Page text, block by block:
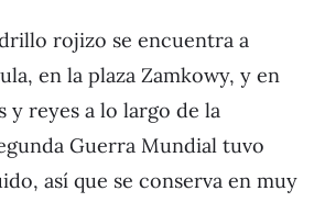
rojizo se encuentra a
en la plaza Zamkowy, y en
y reyes a lo largo de la
Guerra Mundial tuvo
así que se conserva en muy